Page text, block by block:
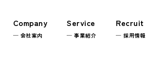
Company
─ 会社案内
Service
─ 事業紹介
Recruit
─ 採用情報